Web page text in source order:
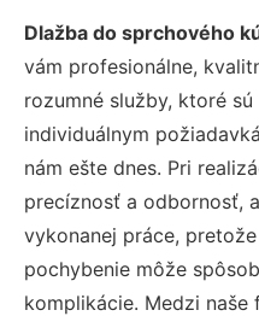
Dlažba do sprchového
vám profesionálne,
rozumné služby, ktoré
individuálnym
nám ešte dnes. Pri
precíznosť a odbornosť,
vykonanej práce,
pochybenie môže
komplikácie. Medzi